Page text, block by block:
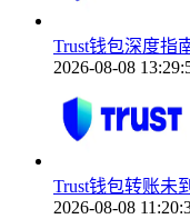
Trust钱包深度指
2026-08-08
Trust钱包转账未
2026-08-08